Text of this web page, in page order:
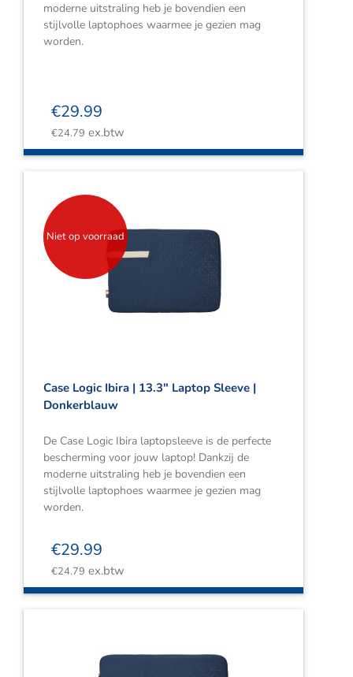
moderne uitstraling heb je bovendien een
stijlvolle laptophoes waarmee je gezien mag
worden.
€29.99
€24.79 ex.btw
Niet op voorraad
Case Logic Ibira | 13.3″ Laptop Sleeve |
Donkerblauw
De Case Logic Ibira laptopsleeve is de perfecte
bescherming voor jouw laptop! Dankzij de
moderne uitstraling heb je bovendien een
stijlvolle laptophoes waarmee je gezien mag
worden.
€29.99
€24.79 ex.btw